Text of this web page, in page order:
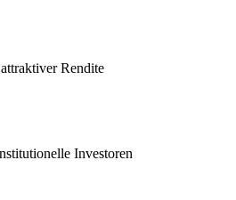
Rendite
Investoren